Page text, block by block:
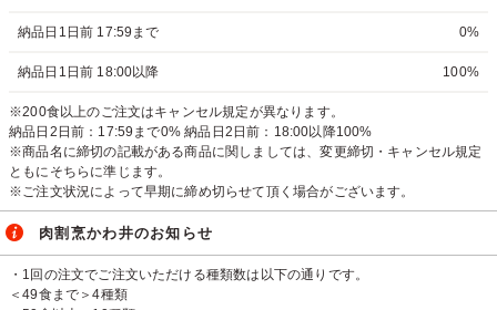
納品日1日前 17:59まで 0%
納品日1日前 18:00以降 100%
※200食以上のご注文はキャンセル規定が異なります。
納品日2日前：17:59まで0% 納品日2日前：18:00以降100%
※商品名に締切の記載がある商品に関しましては、変更締切・キャンセル規定
ともにそちらに準じます。
※ご注文状況によって早期に締め切らせて頂く場合がございます。
肉割烹かわ井のお知らせ
・1回の注文でご注文いただける種類数は以下の通りです。
＜49食まで＞4種類